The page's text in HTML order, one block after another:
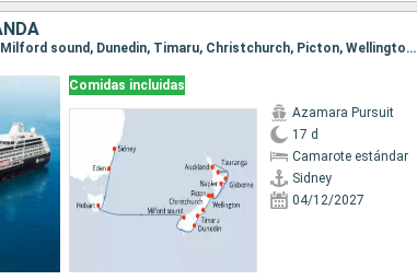
Itinerario : Sidney, Eden, Hobart, Milford sound, Dunedin, Timaru, Christchurch, Picton, Wellington, Napier, Gisborne, Tauranga, Bay of Island, Auckland
Comidas incluidas
Azamara Pursuit
17 d
Camarote estándar
Sidney
04/12/2027